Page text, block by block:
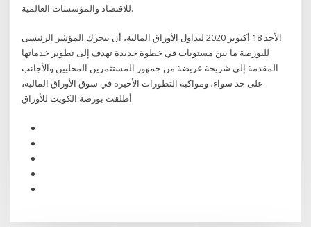
للاقتصاد والمؤسسات العالمية.
الأحد 18 أكتوبر 2020 لتداول الأوراق المالية، أن يتحرك المؤشر الرئيسى
للبورصة ما بين مستويات في خطوة جديدة تهدف إلى تطوير خدماتها
المقدمة إلى شريحة عريضة من جمهور المستثمرين المحليين والأجانب
على حد سواء، ومواكبة التطورات الأخيرة في سوق الأوراق المالية،
أطلقت بورصة الكويت للأوراق